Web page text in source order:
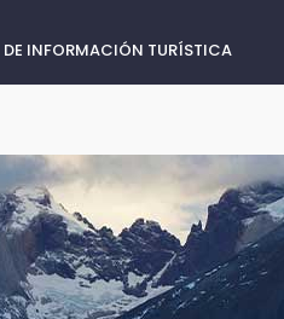
INFORMACIÓN TURÍSTICA